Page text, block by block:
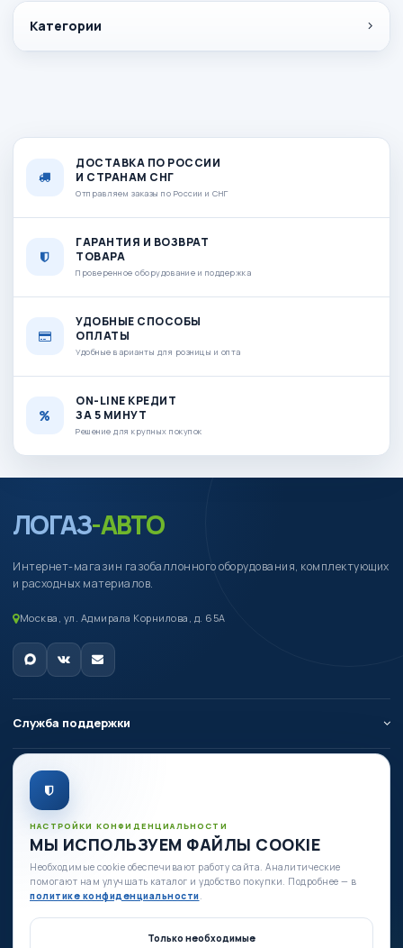
Категории
ДОСТАВКА ПО РОССИИ
И СТРАНАМ СНГ
Отправляем заказы по России и СНГ
ГАРАНТИЯ И ВОЗВРАТ
ТОВАРА
Проверенное оборудование и поддержка
УДОБНЫЕ СПОСОБЫ
ОПЛАТЫ
Удобные варианты для розницы и опта
ON-LINE КРЕДИТ
ЗА 5 МИНУТ
Решение для крупных покупок
ЛОГАЗ-АВТО
Интернет-магазин газобаллонного оборудования, комплектующих
и расходных материалов.
Москва, ул. Адмирала Корнилова, д. 65А
Служба поддержки
О компании
Личный кабинет
Есть вопросы по оборудованию?
+7 (980) 335-88-88
+7 (495) 664-54-80
НАСТРОЙКИ КОНФИДЕНЦИАЛЬНОСТИ
МЫ ИСПОЛЬЗУЕМ ФАЙЛЫ COOKIE
Необходимые cookie обеспечивают работу сайта. Аналитические
помогают нам улучшать каталог и удобство покупки. Подробнее — в
политике конфиденциальности.
Только необходимые